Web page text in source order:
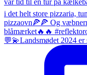
💬💫Landsmødet 2024